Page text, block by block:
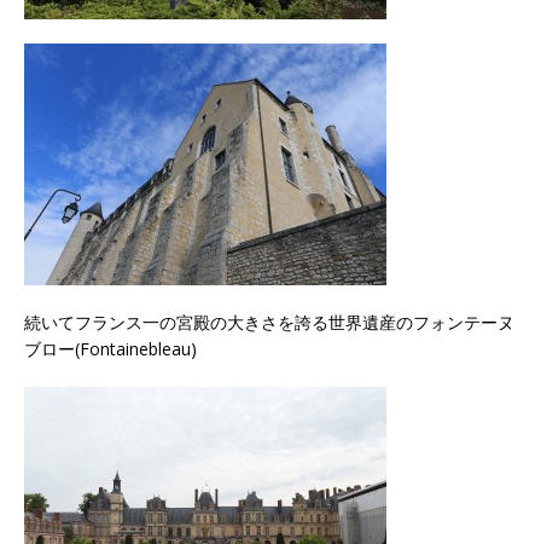
続いてフランス一の宮殿の大きさを誇る世界遺産のフォンテーヌ
ブロー(Fontainebleau)